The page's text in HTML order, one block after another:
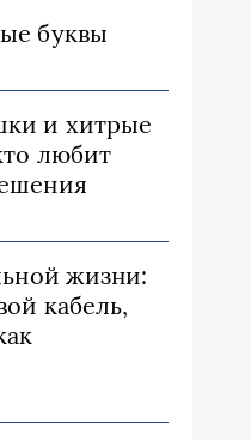
буквы
и хитрые
любит
жизни:
кабель,